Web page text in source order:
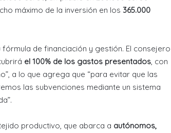
máximo de la inversión en los 365.000
de financiación y gestión. El consejero
el 100% de los gastos presentados, con
a lo que agrega que “para evitar que las
las subvenciones mediante un sistema
productivo, que abarca a autónomos,